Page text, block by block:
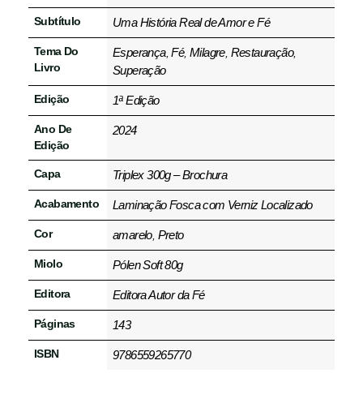
Subtítulo Uma História Real de Amor e Fé
Tema Do
Livro
Esperança,Fé,Milagre, Restauração,
Superação
Edição 1ª Edição
Ano De
Edição
2024
Capa Triplex 300g – Brochura
Acabamento Laminação Fosca com Verniz Localizado
Cor amarelo, Preto
Miolo Pólen Soft 80g
Editora Editora Autor da Fé
Páginas 143
ISBN 9786559265770